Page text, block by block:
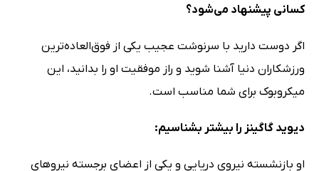
کسانی پیشنهاد می‌شود؟
اگر دوست دارید با سرنوشت عجیب یکی از فوق‌العاده‌ترین
ورزشکاران دنیا آشنا شوید و راز موفقیت او را بدانید، این
میکروبوک برای شما مناسب است.
دیوید گاگینز را بیشتر بشناسیم:
او بازنشسته نیروی دریایی و یکی از اعضای برجسته نیروهای